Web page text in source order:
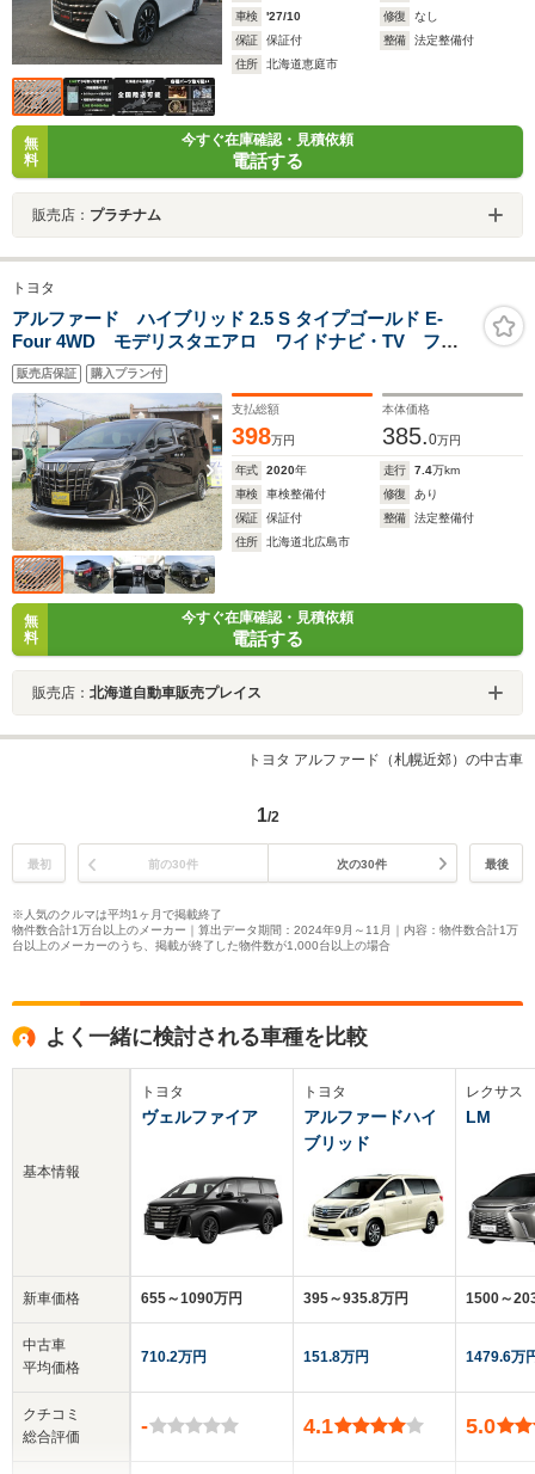
車検
'27/10 修復
なし
保証
保証付 整備
法定整備付
住所
北海道恵庭市
無
料
今すぐ在庫確認・見積依頼
電話する
販売店： プラチナム
トヨタ
アルファード ハイブリッド 2.5 S タイプゴールド E-
Four 4WD モデリスタエアロ ワイドナビ・TV フリ
ップダウンモニター ドラレコ レーダー 両側パワ
スラ 電動リアゲート 3眼ライト 社外20AW 7人乗
り ハーフレザーシート
販売店保証 購入プラン付
支払総額
398万円
本体価格
385.0万円
年式 2020年 走行 7.4万km
車検
車検整備付 修復
あり
保証
保証付 整備
法定整備付
住所
北海道北広島市
無
料
今すぐ在庫確認・見積依頼
電話する
販売店： 北海道自動車販売プレイス
トヨタ アルファード（札幌近郊）の中古車
1/2
最初 前の30件 次の30件 最後
※人気のクルマは平均1ヶ月で掲載終了
物件数合計1万台以上のメーカー｜算出データ期間：2024年9月～11月｜内容：物件数合計1万
台以上のメーカーのうち、掲載が終了した物件数が1,000台以上の場合
よく一緒に検討される車種を比較
基本情報
新車価格
中古車
平均価格
クチコミ
総合評価
トヨタ
ヴェルファイア
655～1090万円
710.2万円
-
トヨタ
アルファードハイ
ブリッド
395～935.8万円
151.8万円
4.1
レクサス
LM
1500～
1479.6万
5.0